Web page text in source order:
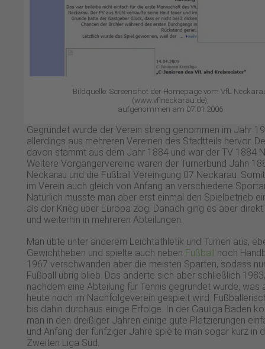
Bildquelle: Screenshot der Homepage vom VfL
(www.vflneckarau.de),
aufgenommen am 07.01.2006
Gegründet wurde der Verein streng genommen im Jahr
allerdings aus mehreren Vereinen des Stadtteils hervor.
davon stammt aus dem Jahr 1884 und war der TV 1884
Weitere Vorgängervereine waren der Turnerbund Jahn
Neckarau und die Fußball Vereinigung 07 Neckarau.
im Verein auch gleich von Anfang an verschiedene
Natürlich musste man aber erst einmal den Spielbetrieb
als der Krieg über Europa zog. Danach ging es aber
und weiterhin in mehreren Abteilungen.
Man übte unter anderem Leichtathletik und Turnen aus,
Gewichtheben und spielte auch neben Fußball noch
1967 verschwanden aber die meisten Sparten, sodass
Fußball übrig blieb. Das änderte sich aber schließlich 1983,
nachdem eine Abteilung für Tennis gegründet wurde, was
heute noch im Nachfolgeverein gespielt wird.
bis dahin durchaus einige Erfolge. In der Gauliga Baden
man in den dreißiger Jahren einige gute Platzierungen
und Anfang der fünfziger Jahre spielte man sogar kurz in
Zweiten Liga Süd.